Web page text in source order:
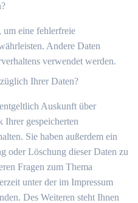
eine fehlerfreie
Andere Daten
verwendet werden.
Ihrer Daten?
Auskunft über
gespeicherten
Sie haben außerdem ein
oder Löschung dieser Daten zu
Fragen zum Thema
unter der im Impressum
Des Weiteren steht Ihnen